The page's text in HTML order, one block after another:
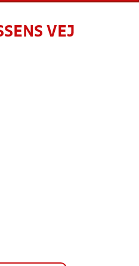
VEJ